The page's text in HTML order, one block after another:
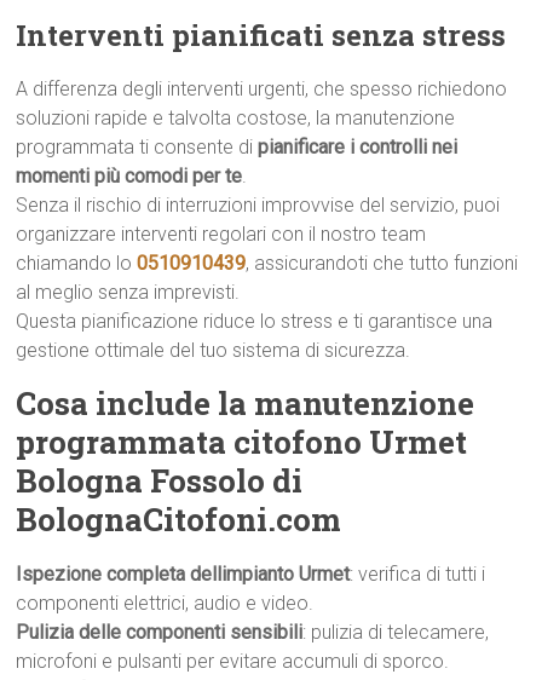
Interventi pianificati senza stress
A differenza degli interventi urgenti, che spesso richiedono
soluzioni rapide e talvolta costose, la manutenzione
programmata ti consente dipianificare i controlli nei
momenti più comodi per te.
Senza il rischio di interruzioni improvvise del servizio, puoi
organizzare interventi regolari con il nostro team
chiamando lo0510910439, assicurandoti che tutto funzioni
al meglio senza imprevisti.
Questa pianificazione riduce lo stress e ti garantisce una
gestione ottimale del tuo sistema di sicurezza.
Cosa include la manutenzione
programmata citofono Urmet
Bologna Fossolo di
BolognaCitofoni.com
Ispezione completa dellimpianto Urmet: verifica di tutti i
componenti elettrici, audio e video.
Pulizia delle componenti sensibili: pulizia di telecamere,
microfoni e pulsanti per evitare accumuli di sporco.